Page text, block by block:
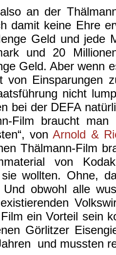
an der
damit keine Ehre
Geld und jede
und 20
Geld. Aber wenn
von Einsparungen
nicht
bei der DEFA
Film braucht
vonArnold &
Thälmann-Film
von
wollten. Ohne,
obwohl alle
ein Vorteil sein
Görlitzer
und mussten